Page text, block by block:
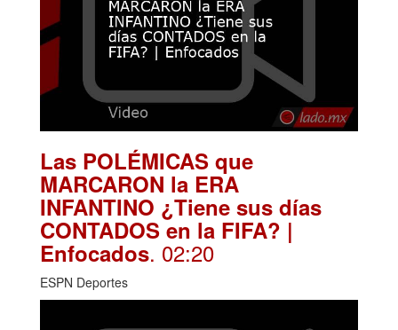
Las POLÉMICAS que
MARCARON la ERA
INFANTINO ¿Tiene sus días
CONTADOS en la FIFA? |
Enfocados. 02:20
ESPN Deportes